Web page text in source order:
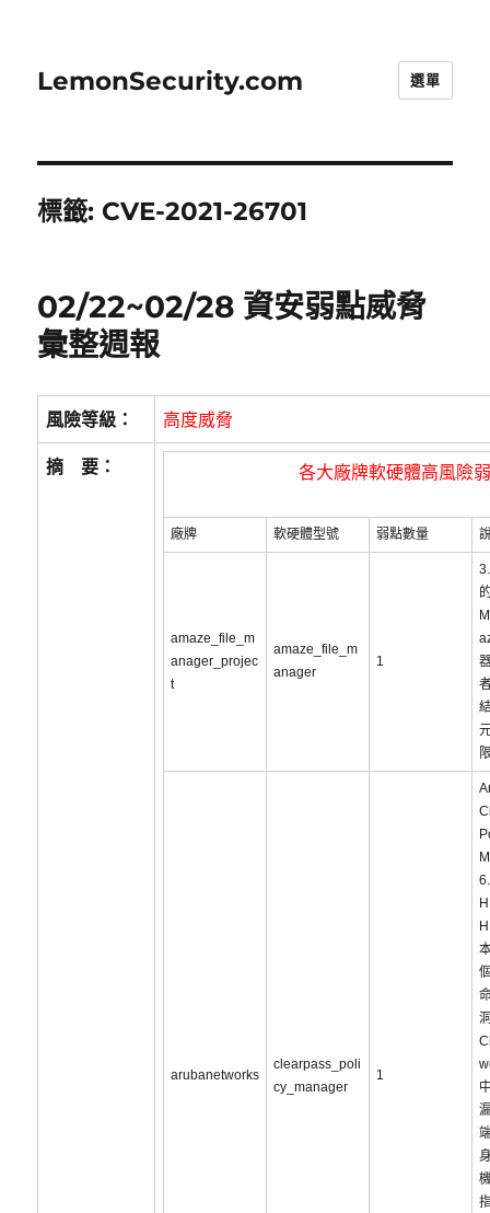
LemonSecurity.com 選單
標籤: CVE-2021-26701
02/22~02/28 資安弱點威脅
彙整週報
風險等級： 高度威脅
摘 要： 各大廠牌軟硬體高風險
廠牌 軟硬體型號 弱點數量
amaze_file_m
anager_projec
t
amaze_file_m
anager
1
arubanetworks
clearpass_poli
cy_manager
1